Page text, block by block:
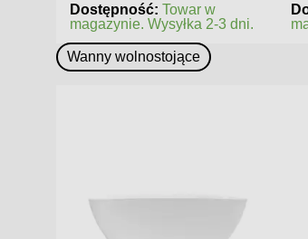
Dostępność: Towar w
magazynie. Wysyłka 2-3 dni.
Wanny wolnostojące